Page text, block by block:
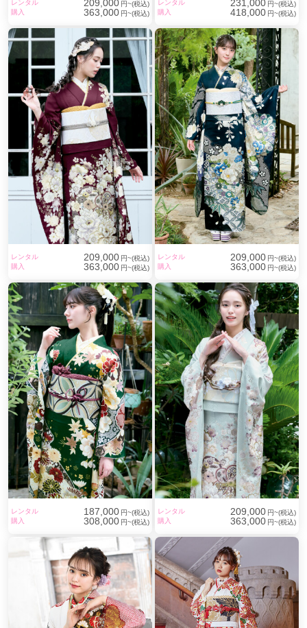
レンタル 209,000 円~(税込)
購入
363,000 円~(税込)
レンタル 231,000 円~(税込)
購入
418,000 円~(税込)
レンタル 209,000 円~(税込)
購入
363,000 円~(税込)
レンタル 209,000 円~(税込)
購入
363,000 円~(税込)
レンタル 187,000 円~(税込)
購入
308,000 円~(税込)
レンタル 209,000 円~(税込)
購入
363,000 円~(税込)